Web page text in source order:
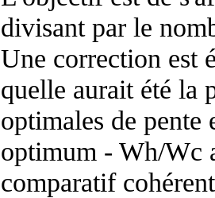
divisant par le
Une correction est
quelle aurait été la
optimales de
optimum - Wh/Wc
comparatif